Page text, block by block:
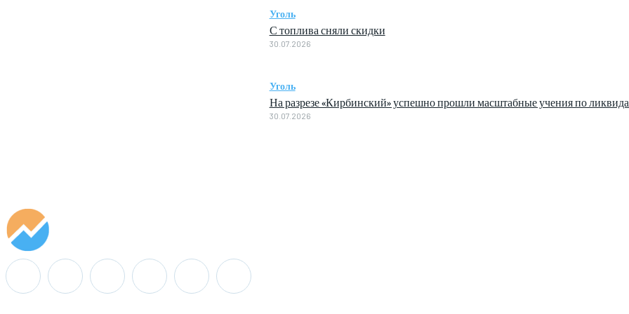
Уголь
С топлива сняли скидки
30.07.2026
Уголь
На разрезе «Кирбинский» успешно прошли масштабные учения по
30.07.2026